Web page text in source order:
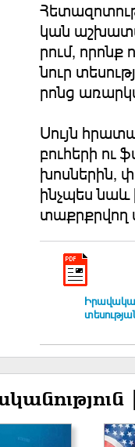
կան
րում,
նուր
րոնց
Սույն
բու­հե­րի ու
խոս­նե­րին,
ինչ­պես
տաքրքր­վող